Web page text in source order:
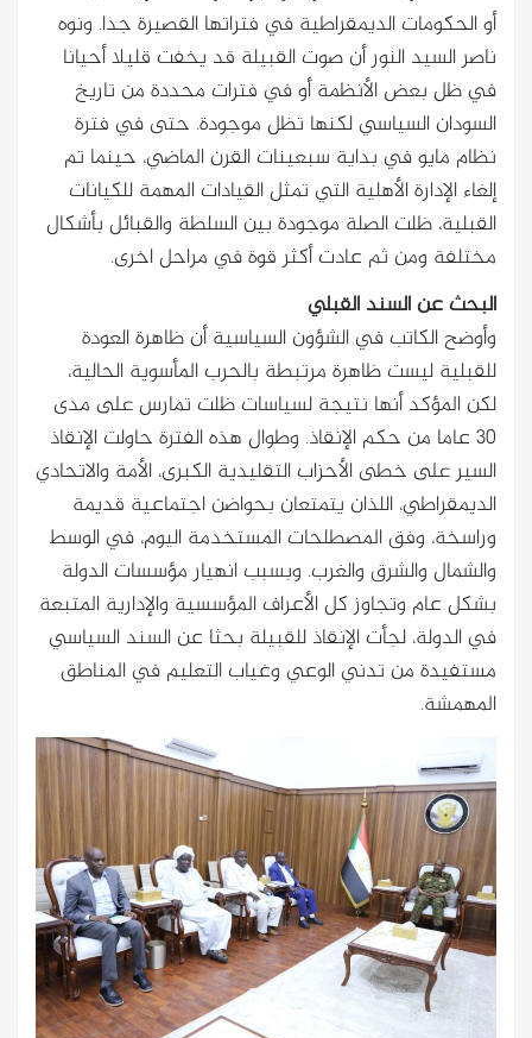
أو الحكومات الديمقراطية في فتراتها القصيرة جدا. ونوه
ناصر السيد النور أن صوت القبيلة قد يخفت قليلا أحيانا
في ظل بعض الأنظمة أو في فترات محددة من تاريخ
السودان السياسي لكنها تظل موجودة. حتى في فترة
نظام مايو في بداية سبعينات القرن الماضي، حينما تم
إلغاء الإدارة الأهلية التي تمثل القيادات المهمة للكيانات
القبلية، ظلت الصلة موجودة بين السلطة والقبائل بأشكال
مختلفة ومن ثم عادت أكثر قوة في مراحل اخرى.
البحث عن السند القبلي
وأوضح الكاتب في الشؤون السياسية أن ظاهرة العودة
للقبلية ليست ظاهرة مرتبطة بالحرب المأسوية الحالية،
لكن المؤكد أنها نتيجة لسياسات ظلت تمارس على مدى
30 عاما من حكم الإنقاذ. وطوال هذه الفترة حاولت الإنقاذ
السير على خطى الأحزاب التقليدية الكبرى، الأمة والاتحادي
الديمقراطي، اللذان يتمتعان بحواضن اجتماعية قديمة
وراسخة، وفق المصطلحات المستخدمة اليوم، في الوسط
والشمال والشرق والغرب. وبسبب انهيار مؤسسات الدولة
بشكل عام وتجاوز كل الأعراف المؤسسية والإدارية المتبعة
في الدولة، لجأت الإنقاذ للقبيلة بحثا عن السند السياسي
مستفيدة من تدني الوعي وغياب التعليم في المناطق
المهمشة.